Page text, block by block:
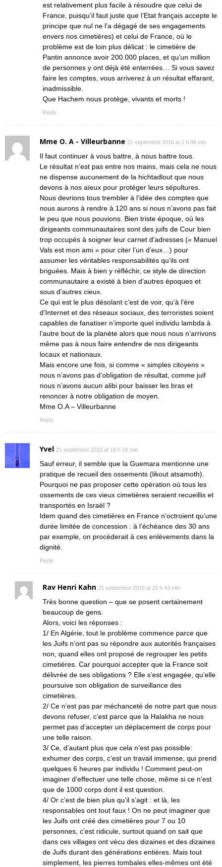
est relativement plus facile à résoudre que celui de
France, puisqu’il faut juste que l’Etat français accepte le
principe que nul ne l’a dégagé de ses engagements
envers nos cimetières) et celui de France, où le
problème est de loin plus délicat : le cimetière de
Pantin annonce avoir 200.000 places, et qu’un million
de personnes y ont déjà été enterrées… Si vous savez
faire les comptes, vous arriverez à un résultat effarant,
inadmissible.
Que Hachem nous protège, vivants et morts !
Reply
Mme O. A - Villeurbanne 21 septembre 2016 at 1 h 06 min
Il faut continuer à vous battre, à nous battre tous.
Le résultat n’est pas entre nos mains, mais cela ne nous
ne dispense aucunement de la hichtadlout que nous
devons à nos aïeux pour protéger leurs sépultures.
Nous devrions tous trembler à l’idée des comptes que
nous aurons à rendre à 120 ans si nous n’avons pas fait
le peu que nous pouvions. Bien triste époque, où les
dirigeants communautaires sont des juifs de Cour bien
trop occupés à soigner leur carnet d’adresses (« Manuel
Vals est mon ami » pour citer l’un d’eux…) pour
assumer les véritables responsabilités qu’ils ont
briguées. Mais à bien y réfléchir, ce style de direction
communautaire a existé à bien d’autres époques et
sous d’autres cieux.
Ce qui est le plus désolant c’est de voir, qu’à l’ère
d’Internet et des réseaux sociaux, des terroristes soient
capables de fanatiser n’importe quel individu lambda à
l’autre bout de la planète alors que nous nous n’arrivons
même pas à nous faire entendre de nos dirigeants
locaux et nationaux.
Mais encore une fois, si comme « simples citoyens »
nous n’avons pas d’obligation de résultat, comme juif
nous n’avons aucun alibi pour baisser les bras et
renoncer à notre obligation de moyen.
Mme O.A – Villeurbanne
Reply
Yvel 21 septembre 2016 at 19 h 18 min
Sauf erreur, il semble que la Guemara mentionne une
pratique de recueil des ossements (likout atsamoth).
Pourquoi ne pas proposer cette opération où tous les
ossements de ces vieux cimetières seraient recueillis et
transportés en Israël ?
Idem quand des cimetières en France n’octroient qu’une
durée limitée de concession : à l’échéance des 30 ans
par exemple, on procèderait à ces enlèvements dans la
dignité.
Reply
Rav Henri Kahn 21 septembre 2016 at 20 h 43 min
Très bonne question – que se posent certainement
beaucoup de gens.
Alors, voici les réponses :
1/ En Algérie, tout le problème commence parce que
les Juifs n’ont pas su répondre aux autorités françaises
non, quand elles ont proposé de regrouper les petits
cimetières. Car pourquoi accepter que la France soit
délivrée de ses obligations ? Elle s’est engagée, qu’elle
poursuive son obligation de surveillance des
cimetières.
2/ Ce n’est pas par méchanceté de notre part que nous
devons refuser, c’est parce que la Halakha ne nous
permet pas d’accepter un déplacement de corps pour
une telle raison.
3/ Ce, d’autant plus que cela n’est pas possible:
exhumer des corps, c’est un travail immense, qui prend
quelques 6 heures par individu ! Comment peut-on
imaginer d’effectuer une telle chose, même si ce n’est
que de 1000 corps dont il est question.
4/ Or c’est de bien plus qu’il s’agit : et là, les
responsables ont tout faux ! On ne peut imaginer que
les Juifs ont créé des cimetières pour 7 ou 10
personnes, c’est ridicule, surtout quand on sait que
dans ces villages ont vécu des dizaines et des dizaines
de Juifs durant des générations entières. Mais tout
simplement, les pierres tombales elles-mêmes ont été